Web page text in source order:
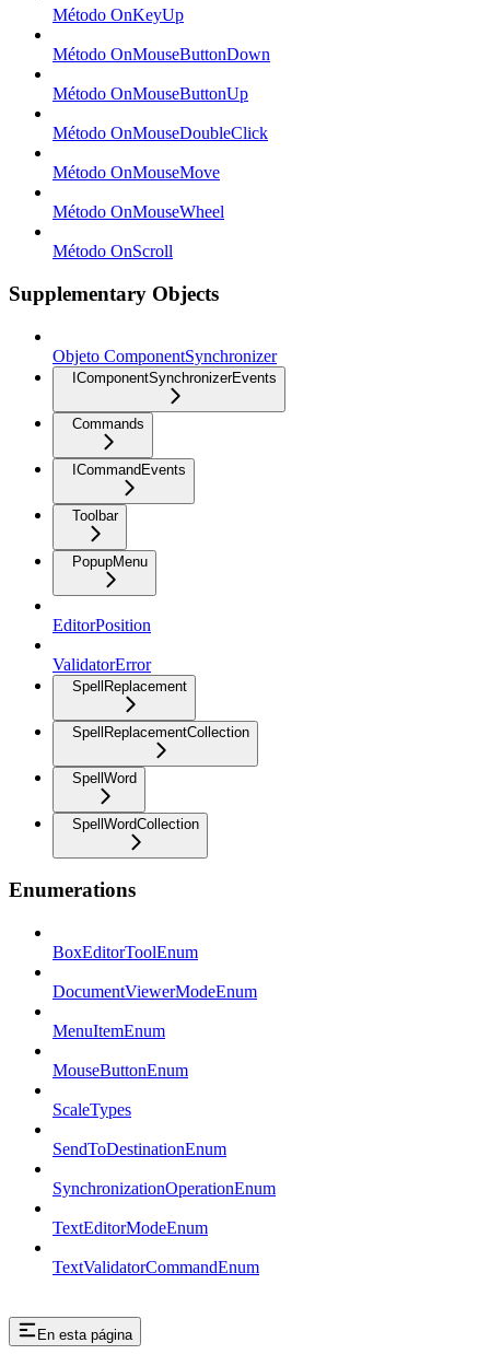
Método OnKeyUp
Método OnMouseButtonDown
Método OnMouseButtonUp
Método OnMouseDoubleClick
Método OnMouseMove
Método OnMouseWheel
Método OnScroll
Supplementary Objects
Objeto ComponentSynchronizer
IComponentSynchronizerEvents
Commands
ICommandEvents
Toolbar
PopupMenu
EditorPosition
ValidatorError
SpellReplacement
SpellReplacementCollection
SpellWord
SpellWordCollection
Enumerations
BoxEditorToolEnum
DocumentViewerModeEnum
MenuItemEnum
MouseButtonEnum
ScaleTypes
SendToDestinationEnum
SynchronizationOperationEnum
TextEditorModeEnum
TextValidatorCommandEnum
En esta página